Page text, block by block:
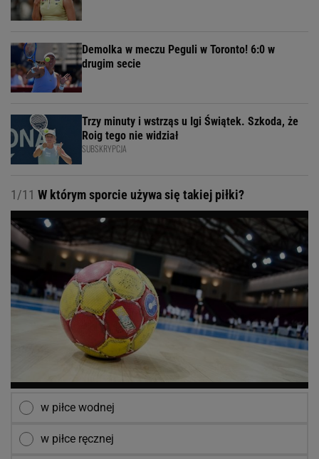
Demolka w meczu Peguli w Toronto! 6:0 w
drugim secie
Trzy minuty i wstrząs u Igi Świątek. Szkoda, że
Roig tego nie widział
SUBSKRYPCJA
1/11 W którym sporcie używa się takiej piłki?
w piłce wodnej
w piłce ręcznej